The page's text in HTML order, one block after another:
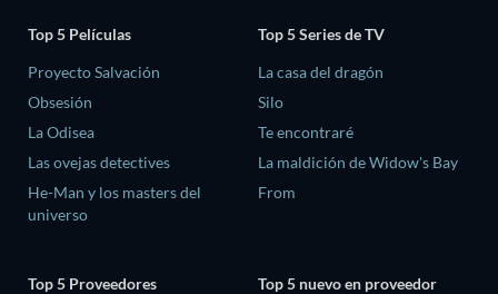
Top 5 Películas
Proyecto Salvación
Obsesión
La Odisea
Las ovejas detectives
He-Man y los masters del
universo
Top 5 Series de TV
La casa del dragón
Silo
Te encontraré
La maldición de Widow's Bay
From
Top 5 Proveedores
Top 5 nuevo en proveedor